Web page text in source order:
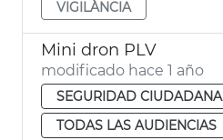
VIGILÀNCIA
Mini dron PLV
modificado hace 1 año
SEGURIDAD CIUDADANA
TODAS LAS AUDIENCIAS